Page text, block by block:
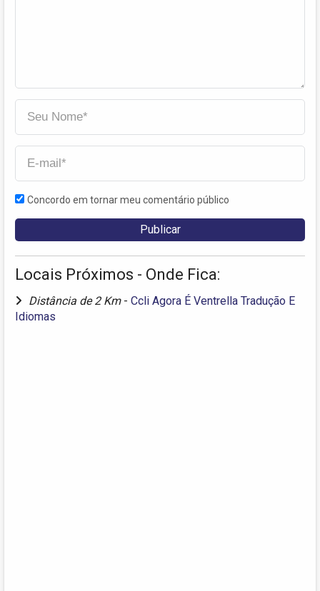
Concordo em tornar meu comentário público
Locais Próximos - Onde Fica:
Distância de 2 Km - Ccli Agora É Ventrella Tradução E
Idiomas